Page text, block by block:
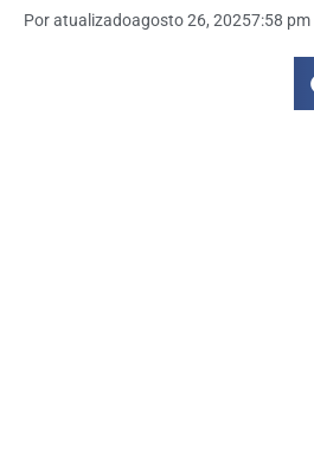
Poratualizadoagosto 26, 20257:58 pm